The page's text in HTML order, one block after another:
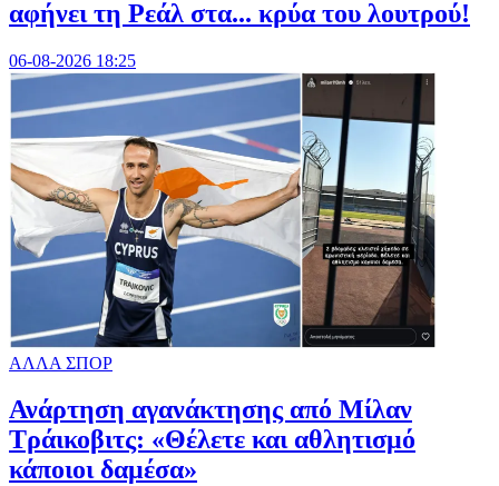
αφήνει τη Ρεάλ στα... κρύα του λουτρού!
06-08-2026 18:25
ΑΛΛΑ ΣΠΟΡ
Ανάρτηση αγανάκτησης από Μίλαν
Τράικοβιτς: «Θέλετε και αθλητισμό
κάποιοι δαμέσα»